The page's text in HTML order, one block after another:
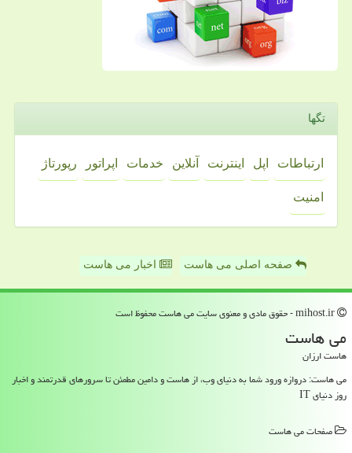
تگها
ارتباطات اپل اینترنت آنلاین خدمات اپراتور رپورتاژ
امنیت
صفحه اصلی می هاست اخبار می هاست
می هاست
هاست ارزان
می هاست: دروازه ورود شما به دنیای وب، از هاست و دامین مطمئن تا سرورهای قدرتمند و اخبار
روز دنیای IT
صفحات می هاست